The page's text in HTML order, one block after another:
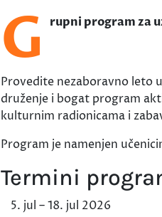
G rupni program za
Provedite nezaboravno leto
druženje i bogat program
kulturnim radionicama i
Program je namenjen
Termini
jul – 18. jul 2026